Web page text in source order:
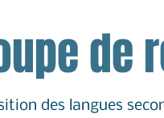
de
des langues